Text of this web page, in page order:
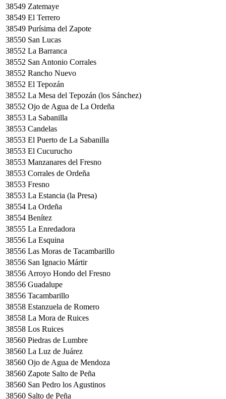
38549 Zatemaye
38549 El Terrero
38549 Purísima del Zapote
38550 San Lucas
38552 La Barranca
38552 San Antonio Corrales
38552 Rancho Nuevo
38552 El Tepozán
38552 La Mesa del Tepozán (los Sánchez)
38552 Ojo de Agua de La Ordeña
38553 La Sabanilla
38553 Candelas
38553 El Puerto de La Sabanilla
38553 El Cucurucho
38553 Manzanares del Fresno
38553 Corrales de Ordeña
38553 Fresno
38553 La Estancia (la Presa)
38554 La Ordeña
38554 Benítez
38555 La Enredadora
38556 La Esquina
38556 Las Moras de Tacambarillo
38556 San Ignacio Mártir
38556 Arroyo Hondo del Fresno
38556 Guadalupe
38556 Tacambarillo
38558 Estanzuela de Romero
38558 La Mora de Ruices
38558 Los Ruices
38560 Piedras de Lumbre
38560 La Luz de Juárez
38560 Ojo de Agua de Mendoza
38560 Zapote Salto de Peña
38560 San Pedro los Agustinos
38560 Salto de Peña